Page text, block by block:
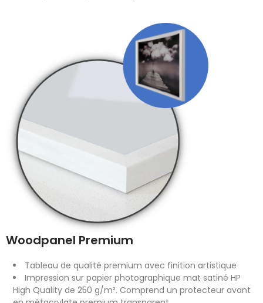
Woodpanel Premium
Tableau de qualité premium avec finition artistique
Impression sur papier photographique mat satiné HP
High Quality de 250 g/m². Comprend un protecteur avant